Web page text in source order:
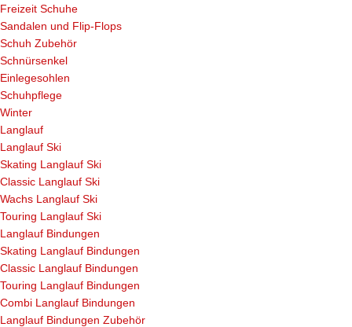
Freizeit Schuhe
Sandalen und Flip-Flops
Schuh Zubehör
Schnürsenkel
Einlegesohlen
Schuhpflege
Winter
Langlauf
Langlauf Ski
Skating Langlauf Ski
Classic Langlauf Ski
Wachs Langlauf Ski
Touring Langlauf Ski
Langlauf Bindungen
Skating Langlauf Bindungen
Classic Langlauf Bindungen
Touring Langlauf Bindungen
Combi Langlauf Bindungen
Langlauf Bindungen Zubehör